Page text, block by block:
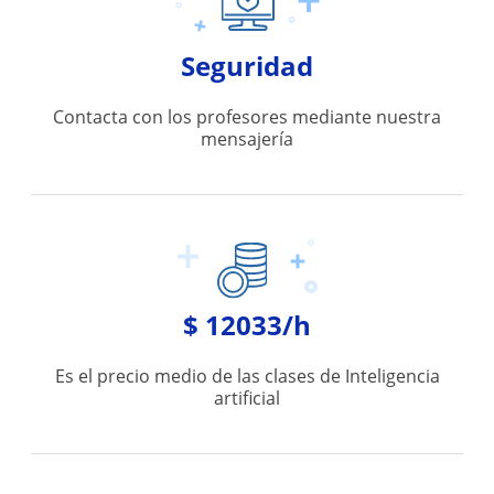
Seguridad
Contacta con los profesores mediante nuestra
mensajería
$ 12033/h
Es el precio medio de las clases de Inteligencia
artificial